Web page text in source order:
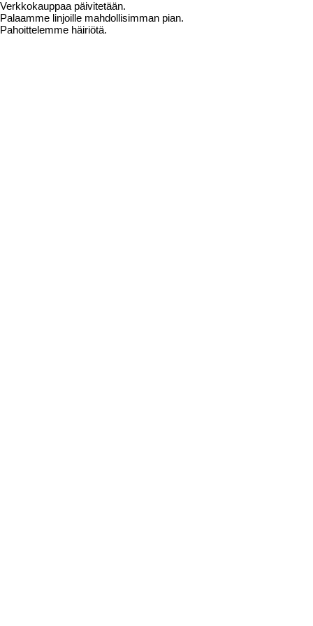
Verkkokauppaa päivitetään.
Palaamme linjoille mahdollisimman pian.
Pahoittelemme häiriötä.